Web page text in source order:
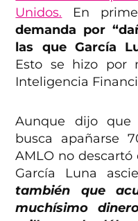
Unidos. En
demanda por
las que García
Esto se hizo por
Inteligencia
Aunque dijo que
busca apañarse
AMLO no
García Luna
también que
muchísimo